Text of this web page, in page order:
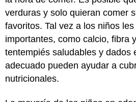
verduras y solo quieran comer
favoritos. Tal vez a los niños
importantes, como calcio, fibra
tentempiés saludables y dados
adecuado pueden ayudar a
nutricionales.